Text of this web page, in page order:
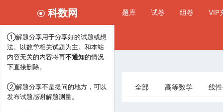
科数网 题库 试卷 组卷 VIP
①解题分享用于分享好的试题或想
法。以数学相关试题为主。和本站
内容无关的内容将再不通知的情况
下直接删除。
②解题分享不是提问的地方，可以
发布试题感谢解题测量。
全部 高等数学 线